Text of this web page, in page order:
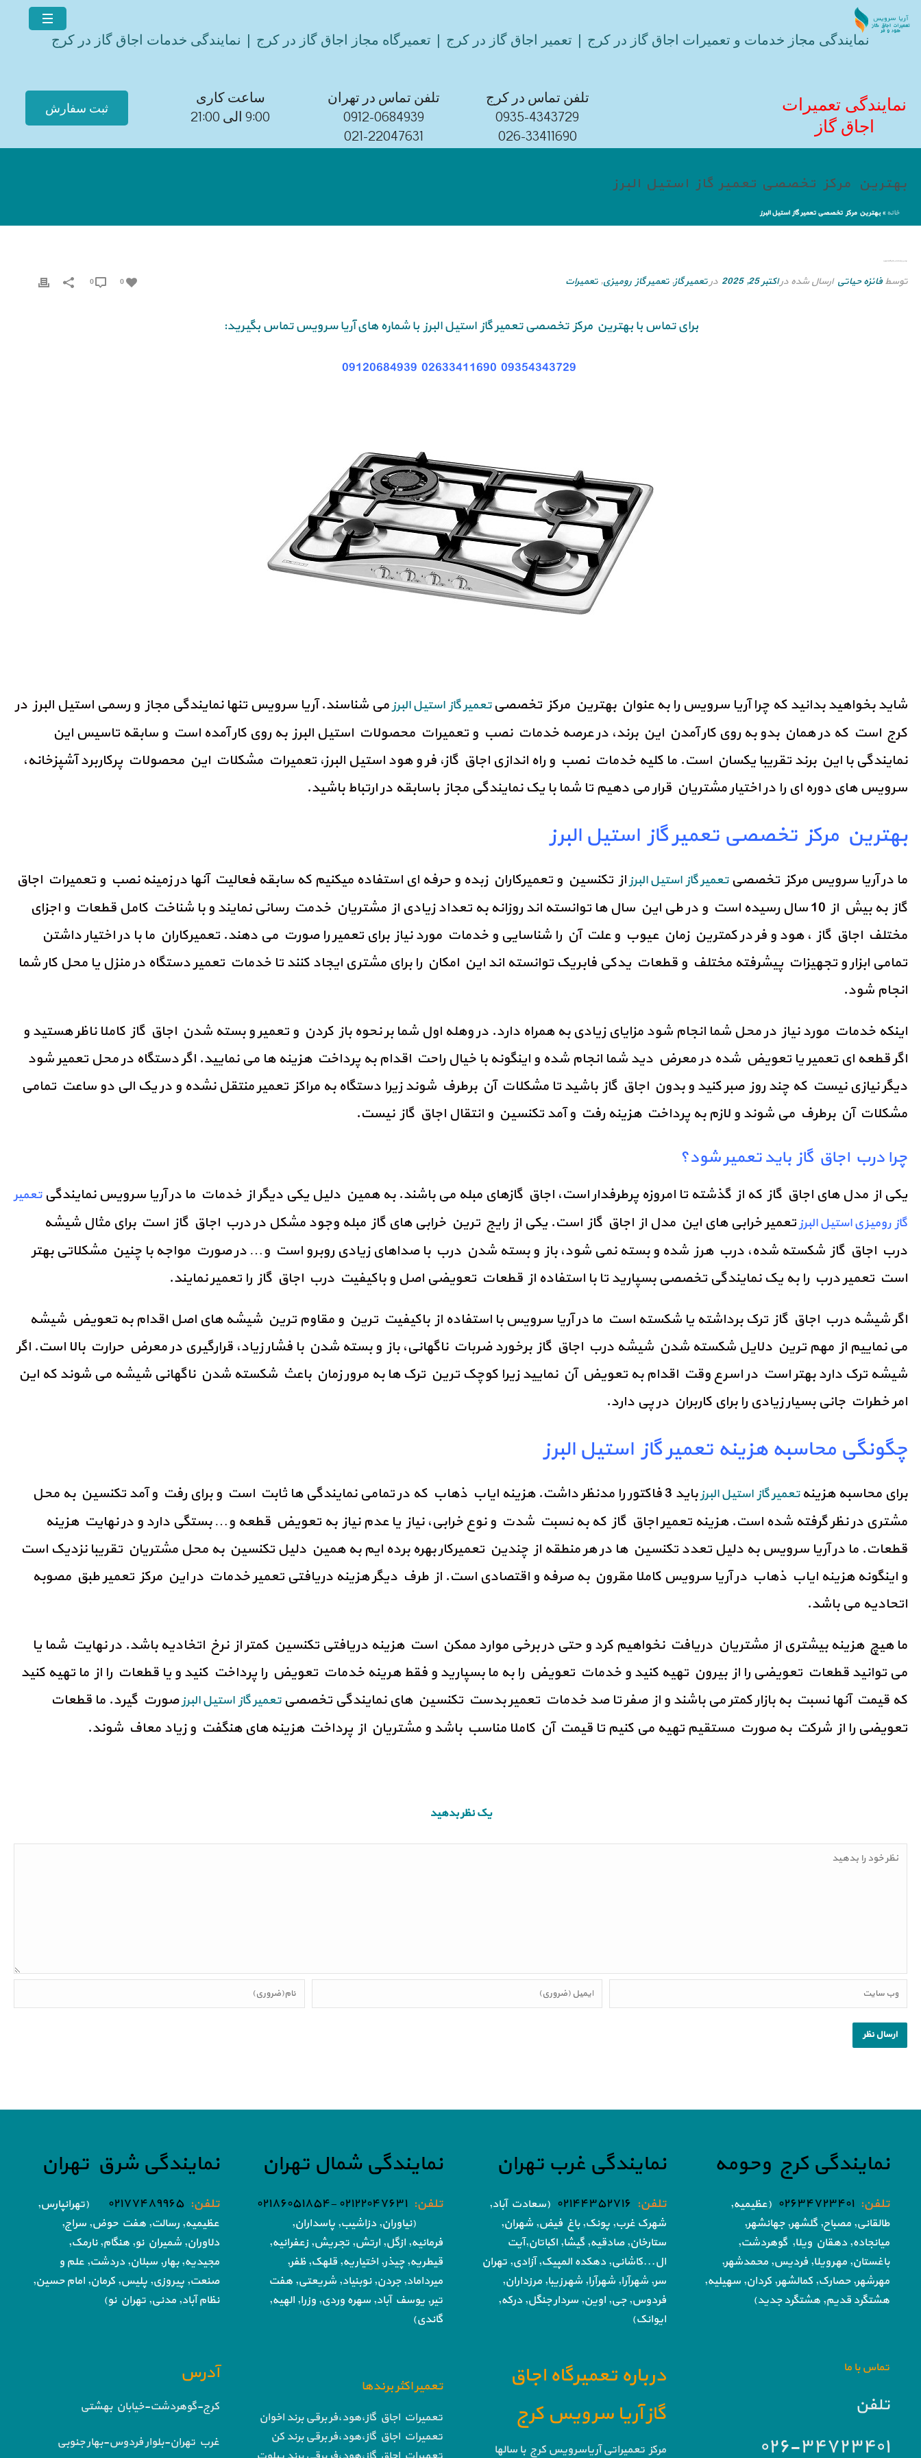
نمایندگی مجاز خدمات و تعمیرات اجاق گاز در کرج | تعمیر اجاق گاز در کرج | تعمیرگاه مجاز اجاق گاز در کرج | نمایندگی خدمات اجاق گاز در کرج
ثبت سفارش
ساعت کاری
9:00 الی 21:00
تلفن تماس در تهران
0912-0684939
021-22047631
تلفن تماس در کرج
0935-4343729
026-33411690
نمایندگی تعمیرات
اجاق گاز
بهترین مرکز تخصصی تعمیر گاز استیل البرز
خانه »بهترین مرکز تخصصی تعمیر گاز استیل البرز
بهترین مرکز تخصصی تعمیر گاز استیل البرز
توسطفائزه حیاتی ارسال شده دراکتبر 25, 2025 درتعمیر گاز,تعمیر گاز رومیزی,تعمیرات 0
برای تماس با بهترین مرکز تخصصی تعمیر گاز استیل البرز با شماره های آریا سرویس تماس بگیرید:
09354343729
02633411690
09120684939
شاید بخواهید بدانید که چرا آریا سرویس را به عنوان بهترین مرکز تخصصیتعمیر گاز استیل البرزمی شناسند. آریا سرویس تنها نمایندگی مجاز و رسمی استیل البرز در
کرج است که در همان بدو به روی کار آمدن این برند، در عرصه خدمات نصب و تعمیرات محصولات استیل البرز به روی کار آمده است و سابقه تاسیس این
نمایندگی با این برند تقریبا یکسان است. ما کلیه خدمات نصب و راه اندازی اجاق گاز، فر و هود استیل البرز، تعمیرات مشکلات این محصولات پرکاربرد آشپزخانه،
سرویس های دوره ای را در اختیار مشتریان قرار می دهیم تا شما با یک نمایندگی مجاز باسابقه در ارتباط باشید.
بهترین مرکز تخصصی تعمیر گاز استیل البرز
ما در آریا سرویس مرکز تخصصیتعمیر گاز استیل البرزاز تکنسین و تعمیرکاران زبده و حرفه ای استفاده میکنیم که سابقه فعالیت آنها در زمینه نصب و تعمیرات اجاق
گاز به بیش از 10 سال رسیده است و در طی این سال ها توانسته اند روزانه به تعداد زیادی از مشتریان خدمت رسانی نمایند و با شناخت کامل قطعات و اجزای
مختلف اجاق گاز ، هود و فر در کمترین زمان عیوب و علت آن را شناسایی و خدمات مورد نیاز برای تعمیر را صورت می دهند. تعمیرکاران ما با در اختیار داشتن
تمامی ابزار و تجهیزات پیشرفته مختلف و قطعات یدکی فابریک توانسته اند این امکان را برای مشتری ایجاد کنند تا خدمات تعمیر دستگاه در منزل یا محل کار شما
انجام شود.
اینکه خدمات مورد نیاز در محل شما انجام شود مزایای زیادی به همراه دارد. در وهله اول شما بر نحوه باز کردن و تعمیر و بسته شدن اجاق گاز کاملا ناظر هستید و
اگر قطعه ای تعمیر یا تعویض شده در معرض دید شما انجام شده و اینگونه با خیال راحت اقدام به پرداخت هزینه ها می نمایید. اگر دستگاه در محل تعمیر شود
دیگر نیازی نیست که چند روز صبر کنید و بدون اجاق گاز باشید تا مشکلات آن برطرف شوند زیرا دستگاه به مراکز تعمیر منتقل نشده و در یک الی دو ساعت تمامی
مشکلات آن برطرف می شوند و لازم به پرداخت هزینه رفت و آمد تکنسین و انتقال اجاق گاز نیست.
چرا درب اجاق گاز باید تعمیر شود؟
یکی از مدل های اجاق گاز که از گذشته تا امروزه پرطرفدار است، اجاق گازهای مبله می باشند. به همین دلیل یکی دیگر از خدمات ما در آریا سرویس نمایندگیتعمیر
گاز رومیزی استیل البرزتعمیر خرابی های این مدل از اجاق گاز است. یکی از رایج ترین خرابی های گاز مبله وجود مشکل در درب اجاق گاز است برای مثال شیشه
درب اجاق گاز شکسته شده، درب هرز شده و بسته نمی شود، باز و بسته شدن درب با صداهای زیادی روبرو است و… در صورت مواجه با چنین مشکلاتی بهتر
است تعمیر درب را به یک نمایندگی تخصصی بسپارید تا با استفاده از قطعات تعویضی اصل و باکیفیت درب اجاق گاز را تعمیر نمایند.
اگر شیشه درب اجاق گاز ترک برداشته یا شکسته است ما در آریا سرویس با استفاده از باکیفیت ترین و مقاوم ترین شیشه های اصل اقدام به تعویض شیشه
می نماییم از مهم ترین دلایل شکسته شدن شیشه درب اجاق گاز برخورد ضربات ناگهانی، باز و بسته شدن با فشار زیاد، قرارگیری در معرض حرارت بالا است. اگر
شیشه ترک دارد بهتر است در اسرع وقت اقدام به تعویض آن نمایید زیرا کوچک ترین ترک ها به مرور زمان باعث شکسته شدن ناگهانی شیشه می شوند که این
امر خطرات جانی بسیار زیادی را برای کاربران در پی دارد.
چگونگی محاسبه هزینه تعمیر گاز استیل البرز
برای محاسبه هزینهتعمیر گاز استیل البرز
باید 3 فاکتور را مدنظر داشت. هزینه ایاب ذهاب که در تمامی نمایندگی ها ثابت است و برای رفت و آمد تکنسین به محل
مشتری در نظر گرفته شده است. هزینه تعمیر اجاق گاز که به نسبت شدت و نوع خرابی، نیاز یا عدم نیاز به تعویض قطعه و… بستگی دارد و در نهایت هزینه
قطعات. ما در آریا سرویس به دلیل تعدد تکنسین ها در هر منطقه از چندین تعمیرکار بهره برده ایم به همین دلیل تکنسین به محل مشتریان تقریبا نزدیک است
و اینگونه هزینه ایاب ذهاب در آریا سرویس کاملا مقرون به صرفه و اقتصادی است. از طرف دیگر هزینه دریافتی تعمیر خدمات در این مرکز تعمیر طبق مصوبه
اتحادیه می باشد.
ما هیچ هزینه بیشتری از مشتریان دریافت نخواهیم کرد و حتی در برخی موارد ممکن است هزینه دریافتی تکنسین کمتر از نرخ اتخادیه باشد. در نهایت شما یا
می توانید قطعات تعویضی را از بیرون تهیه کنید و خدمات تعویض را به ما بسپارید و فقط هرینه خدمات تعویض را پرداخت کنید و یا قطعات را از ما تهیه کنید
که قیمت آنها نسبت به بازار کمتر می باشند و از صفر تا صد خدمات تعمیر بدست تکنسین های نمایندگی تخصصیتعمیر گاز استیل البرزصورت گیرد. ما قطعات
تعویضی را از شرکت به صورت مستقیم تهیه می کنیم تا قیمت آن کاملا مناسب باشد و مشتریان از پرداخت هزینه های هنگفت و زیاد معاف شوند.
یک نظر بدهید
نمایندگی شرق تهران
تلفن: ۰۲۱۷۷۴۸۹۹۶۵
(تهرانپارس,
عظیمیه, رسالت, هفت حوض, سراج,
دلاوران, شمیران نو, هنگام, نارمک,
مجیدیه, بهار, سبلان, دردشت, علم و
صنعت, پیروزی, پلیس, کرمان, امام حسین,
نظام آباد, مدنی, تهران نو)
آدرس
کرج-گوهردشت-خیابان بهشتی
غرب تهران-بلوار فردوس-بهار جنوبی
نمایندگی شمال تهران
تلفن: ۰۲۱۲۲۰۴۷۶۳۱ -۰۲۱۸۶۰۵۱۸۵۴
(نیاوران, دزاشیب, پاسداران,
فرمانیه, ازگل, ارتش, تجریش, زعفرانیه,
قیطریه, چیذر, اختیاریه, قلهک, ظفر,
میرداماد, جردن, نوبنیاد, شریعتی, هفت
تیر, یوسف آباد, سهره وردی, وزرا, الهیه,
گاندی)
تعمیر اکثر برندها
تعمیرات اجاق گاز،هود،فر برقی برند اخوان
تعمیرات اجاق گاز،هود،فر برقی برند کن
نمایندگی غرب تهران
تلفن: ۰۲۱۴۴۳۵۲۷۱۶ (سعادت آباد,
شهرک غرب, پونک, باغ فیض, شهران,
ستارخان, صادقیه, گیشا, اکباتان,آیت
ال...کاشانی, دهکده المپیک, آزادی, تهران
سر, شهرآرا, شهرآرا, شهرزیبا, مرزداران,
فردوس, جی, اوین, سردار جنگل, درکه,
ایوانک)
درباره تعمیرگاه اجاق
گاز آریا سرویس کرج
مرکز تعمیراتی آریاسرویس کرج با سالها
نمایندگی کرج وحومه
تلفن: ۰۲۶۳۴۷۲۳۴۰۱
(عظیمیه,
طالقانی, مصباح, گلشهر, جهانشهر,
میانجاده, دهقان ویلا, گوهردشت,
باغستان, مهرویلا, فردیس, محمدشهر,
مهرشهر, حصارک, کمالشهر, کردان, سهیلیه,
هشتگرد قدیم, هشتگرد جدید)
تماس با ما
تلفن
۰۲۶-۳۴۷۲۳۴۰۱